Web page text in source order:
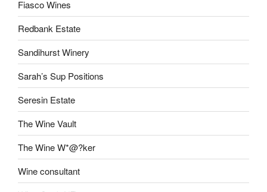
Fiasco Wines
Redbank Estate
Sandihurst Winery
Sarah’s Sup Positions
Seresin Estate
The Wine Vault
The Wine W*@?ker
Wine consultant